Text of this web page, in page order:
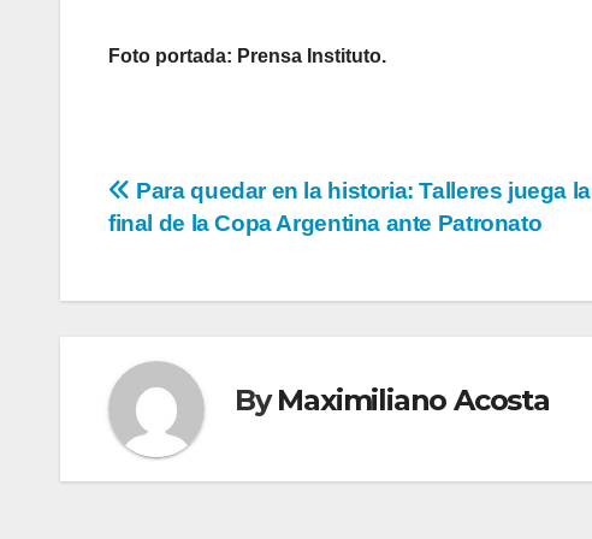
Foto portada: Prensa Instituto.
Navegación
entradas
Para quedar en la historia: Talleres juega la
final de la Copa Argentina ante Patronato
ByMaximiliano Acosta